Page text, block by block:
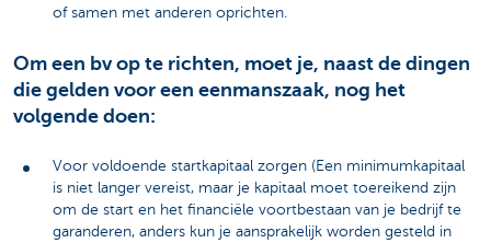
of samen met anderen oprichten.
Om een bv op te richten, moet je, naast de dingen
die gelden voor een eenmanszaak, nog het
volgende doen:
Voor voldoende startkapitaal zorgen (Een minimumkapitaal
is niet langer vereist, maar je kapitaal moet toereikend zijn
om de start en het financiële voortbestaan van je bedrijf te
garanderen, anders kun je aansprakelijk worden gesteld in